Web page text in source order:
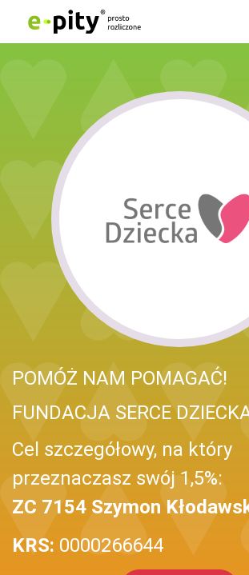
POMÓŻ NAM POMAGAĆ!
FUNDACJA SERCE
Cel szczegółowy, na który
przeznaczasz swój 1,5%:
ZC 7154 Szymon
KRS: 0000266644